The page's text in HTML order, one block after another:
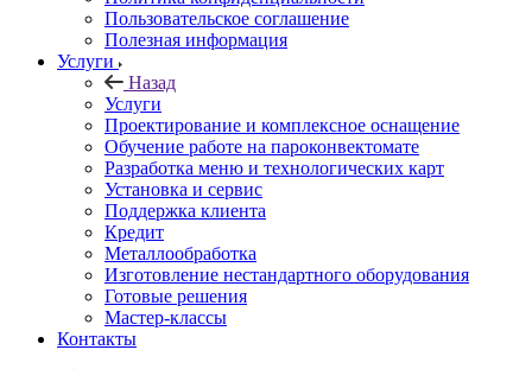
Пользовательское соглашение
Полезная информация
Услуги
Назад
Услуги
Проектирование и комплексное оснащение
Обучение работе на пароконвектомате
Разработка меню и технологических карт
Установка и сервис
Поддержка клиента
Кредит
Металлообработка
Изготовление нестандартного оборудования
Готовые решения
Мастер-классы
Контакты